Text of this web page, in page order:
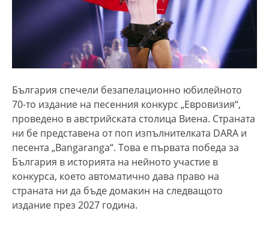
България спечели безапелационно юбилейното
70-то издание на песенния конкурс „Евровизия“,
проведено в австрийската столица Виена. Страната
ни бе представена от поп изпълнителката DARA и
песента „Bangaranga“. Това е първата победа за
България в историята на нейното участие в
конкурса, което автоматично дава право на
страната ни да бъде домакин на следващото
издание през 2027 година.